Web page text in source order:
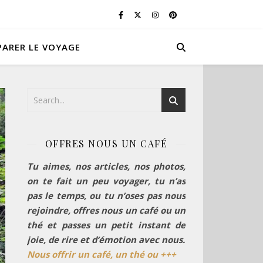
LE VOYAGE
OFFRES NOUS UN CAFÉ
Tu aimes, nos articles, nos photos,
on te fait un peu voyager, tu n’as
pas le temps, ou tu n’oses pas nous
rejoindre, offres nous un café ou un
thé et passes un petit instant de
joie, de rire et d’émotion avec nous.
Nous offrir un café, un thé ou +++